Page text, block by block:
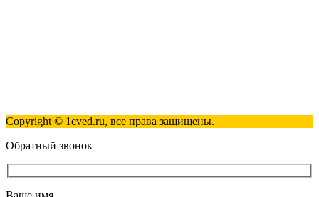
Copyright © 1cved.ru, все права защищены.
Обратный звонок